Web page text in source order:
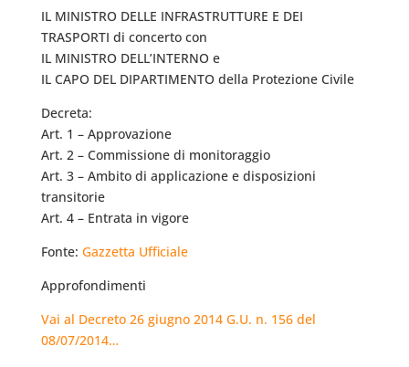
IL MINISTRO DELLE INFRASTRUTTURE E DEI
TRASPORTI di concerto con
IL MINISTRO DELL’INTERNO e
IL CAPO DEL DIPARTIMENTO della Protezione Civile
Decreta:
Art. 1 – Approvazione
Art. 2 – Commissione di monitoraggio
Art. 3 – Ambito di applicazione e disposizioni
transitorie
Art. 4 – Entrata in vigore
Fonte: Gazzetta Ufficiale
Approfondimenti
Vai al Decreto 26 giugno 2014 G.U. n. 156 del
08/07/2014…